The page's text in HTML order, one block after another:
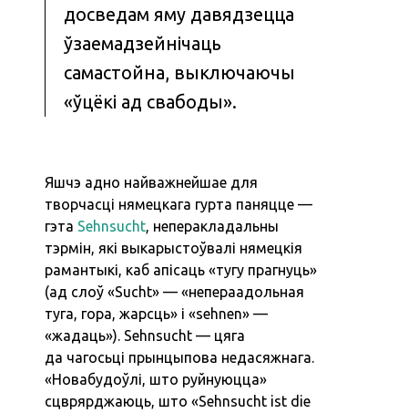
досведам яму давядзецца
ўзаемадзейнічаць
самастойна, выключаючы
«ўцёкі ад свабоды».
Яшчэ адно найважнейшае для
творчасці нямецкага гурта паняцце —
гэта Sehnsucht, неперакладальны
тэрмін, які выкарыстоўвалі нямецкія
рамантыкі, каб апісаць «тугу прагнуць»
(ад слоў «Sucht» — «непераадольная
туга, гора, жарсць» і «sehnen» —
«жадаць»). Sehnsucht — цяга
да чагосьці прынцыпова недасяжнага.
«Новабудоўлі, што руйнуюцца»
сцврярджаюць, што «Sehnsucht ist die